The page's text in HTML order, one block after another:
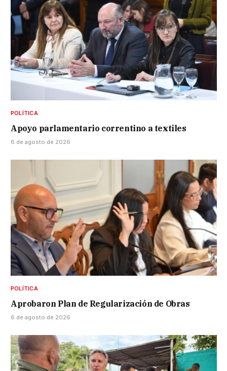
POLÍTICA
Apoyo parlamentario correntino a textiles
6 de agosto de 2026
POLÍTICA
Aprobaron Plan de Regularización de Obras
6 de agosto de 2026